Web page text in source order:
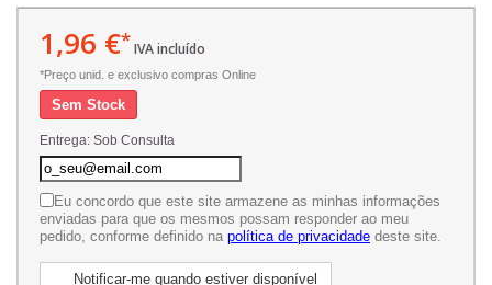
1,96 €*IVA incluído
*Preço unid. e exclusivo compras Online
Sem Stock
Entrega: Sob Consulta
Eu concordo que este site armazene as minhas informações
enviadas para que os mesmos possam responder ao meu
pedido, conforme definido na política de privacidade deste site.
Notificar-me quando estiver disponível